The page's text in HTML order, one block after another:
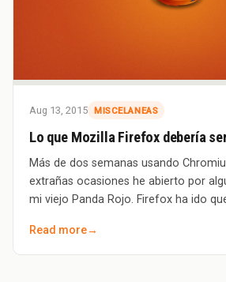
Aug 13, 2015 MISCELANEAS
Lo que Mozilla Firefox debería
Más de dos semanas usando
extrañas ocasiones he abierto por
mi viejo Panda Rojo. Firefox ha ido
Read more→